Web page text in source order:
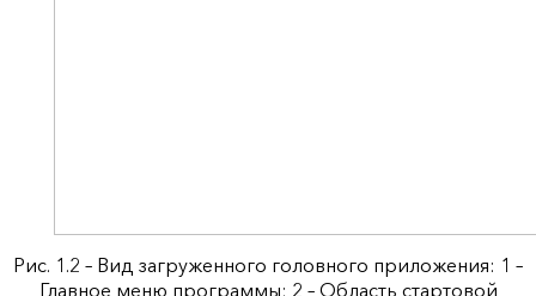
Рис. 1.2 – Вид загруженного головного приложения: 1 –
Главное меню программы; 2 – Область стартовой